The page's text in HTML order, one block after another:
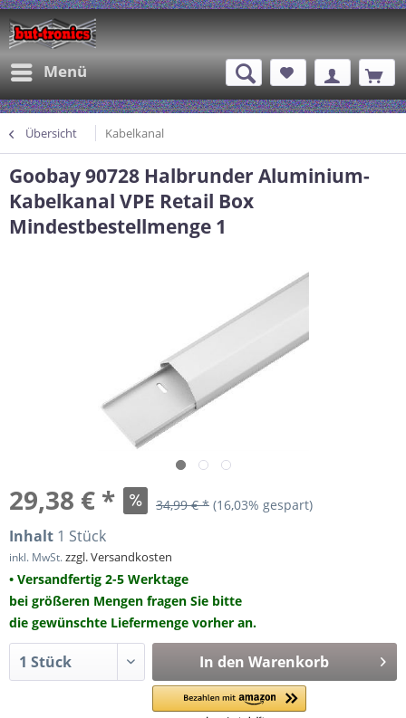
Menü
Übersicht Kabelkanal
Goobay 90728 Halbrunder Aluminium-
Kabelkanal VPE Retail Box
Mindestbestellmenge 1
29,38 € * 34,99 € * (16,03% gespart)
Inhalt 1 Stück
inkl. MwSt.zzgl. Versandkosten
• Versandfertig 2-5 Werktage
bei größeren Mengen fragen Sie bitte
die gewünschte Liefermenge vorher an.
In den Warenkorb